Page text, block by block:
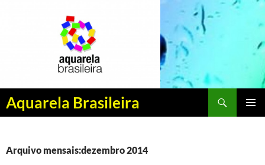
Aquarela Brasileira
Pesquisar
PULAR
CONTEÚDO
Arquivo mensais:dezembro 2014